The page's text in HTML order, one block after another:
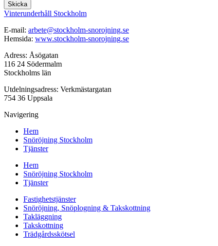
Skicka
Vinterunderhåll Stockholm
E-mail: arbete@stockholm-snorojning.se
Hemsida: www.stockholm-snorojning.se
Adress: Åsögatan
116 24 Södermalm
Stockholms län
Utdelningsadress: Verkmästargatan
754 36 Uppsala
Navigering
Hem
Snöröjning Stockholm
Tjänster
Hem
Snöröjning Stockholm
Tjänster
Fastighetstjänster
Snöröjning, Snöplogning & Takskottning
Takläggning
Takskottning
Trädgårdsskötsel